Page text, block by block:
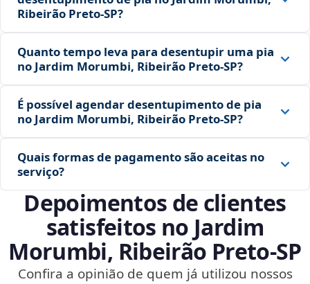
Ribeirão Preto‑SP?
Quanto tempo leva para desentupir uma pia
no Jardim Morumbi, Ribeirão Preto‑SP?
É possível agendar desentupimento de pia
no Jardim Morumbi, Ribeirão Preto‑SP?
Quais formas de pagamento são aceitas no
serviço?
Depoimentos de clientes
satisfeitos no Jardim
Morumbi, Ribeirão Preto‑SP
Confira a opinião de quem já utilizou nossos